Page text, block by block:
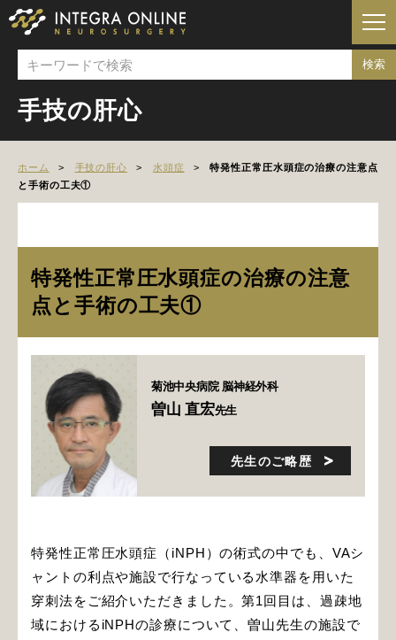
手技の肝心
ホーム 手技の肝心 水頭症
特発性正常圧水頭症の治療の注意点
と手術の工夫①
特発性正常圧水頭症の治療の注意
点と手術の工夫①
菊池中央病院 脳神経外科
曽山 直宏先生
先生のご略歴
特発性正常圧水頭症（iNPH）の術式の中でも、VAシ
ャントの利点や施設で行なっている水準器を用いた
穿刺法をご紹介いただきました。第1回目は、過疎地
域におけるiNPHの診療について、曽山先生の施設で